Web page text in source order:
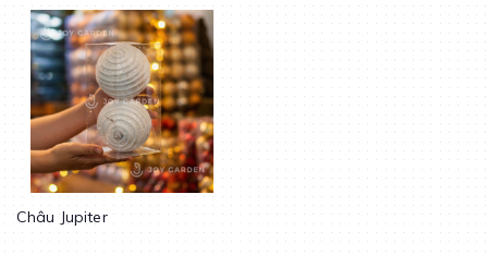
Châu Jupiter